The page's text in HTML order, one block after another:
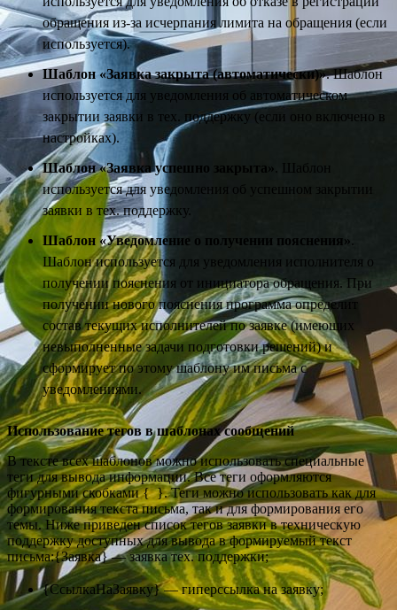
обращения из-за исчерпания лимита на обращения (если
используется).
Шаблон «Заявка закрыта (автоматически)». Шаблон
используется для уведомления об автоматическом
закрытии заявки в тех. поддержку (если оно включено в
настройках).
Шаблон «Заявка успешно закрыта»
. Шаблон
используется для уведомления об успешном закрытии
заявки в тех. поддержку.
Шаблон «Уведомление о получении пояснения».
Шаблон используется для уведомления исполнителя о
получении пояснения от инициатора обращения. При
получении нового пояснения программа определит
состав текущих исполнителей по заявке (имеющих
невыполненные задачи подготовки решений) и
сформирует по этому шаблону им письма с
уведомлениями.
Использование тегов в шаблонах сообщений
В тексте всех шаблонов можно использовать специальные
теги для вывода информации. Все теги оформляются
фигурными скобками { }. Теги можно использовать как для
формирования текста письма, так и для формирования его
темы. Ниже приведен список тегов заявки в техническую
поддержку доступных для вывода в формируемый текст
письма:{Заявка} — заявка тех. поддержки;
{СсылкаНаЗаявку} — гиперссылка на заявку;